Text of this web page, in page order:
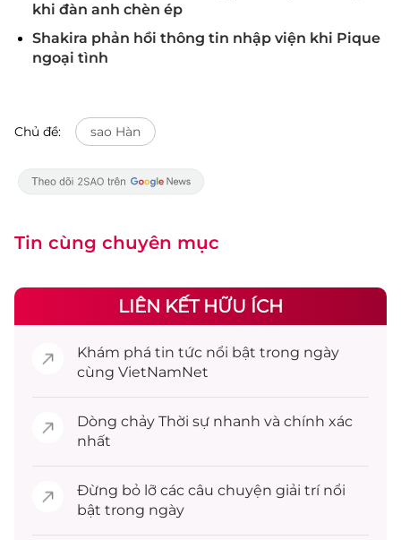
khi đàn anh chèn ép
Shakira phản hồi thông tin nhập viện khi Pique
ngoại tình
Chủ đề: sao Hàn
Tin cùng chuyên mục
LIÊN KẾT HỮU ÍCH
Khám phá tin tức nổi bật trong ngày
cùng VietNamNet
Dòng chảy Thời sự nhanh và chính xác
nhất
Đừng bỏ lỡ các câu chuyện giải trínổi
bật trong ngày